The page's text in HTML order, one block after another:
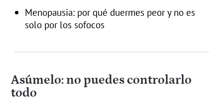
Menopausia: por qué duermes peor y no es
solo por los sofocos
Asúmelo: no puedes controlarlo
todo